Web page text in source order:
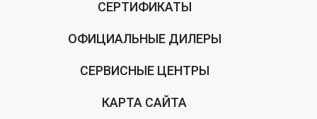
СЕРТИФИКАТЫ
ОФИЦИАЛЬНЫЕ ДИЛЕРЫ
СЕРВИСНЫЕ ЦЕНТРЫ
КАРТА САЙТА